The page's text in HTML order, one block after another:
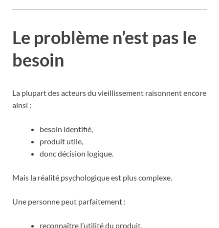
Le problème n’est pas le
besoin
La plupart des acteurs du vieillissement raisonnent encore
ainsi :
besoin identifié,
produit utile,
donc décision logique.
Mais la réalité psychologique est plus complexe.
Une personne peut parfaitement :
reconnaître l’utilité du produit,